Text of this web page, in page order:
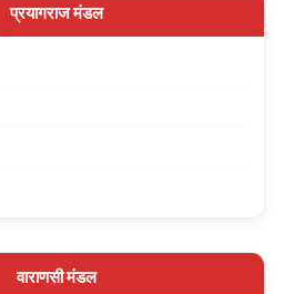
प्रयागराज मंडल
वाराणसी मंडल